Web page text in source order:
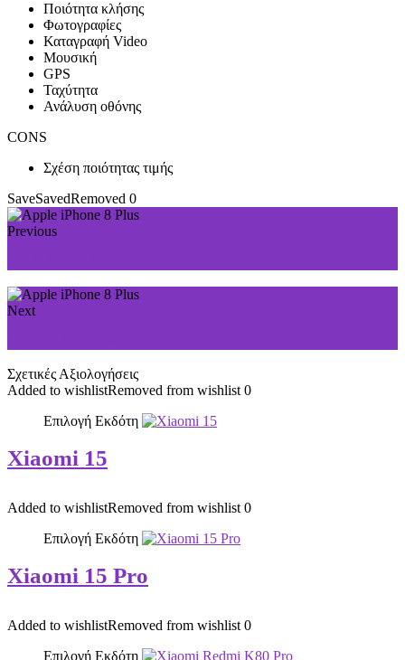
Ποιότητα κλήσης
Φωτογραφίες
Καταγραφή Video
Μουσική
GPS
Ταχύτητα
Ανάλυση οθόνης
CONS
Σχέση ποιότητας τιμής
SaveSavedRemoved 0
Previous
Next
Σχετικές Αξιολογήσεις
Added to wishlistRemoved from wishlist 0
Επιλογή Εκδότη
Xiaomi 15
Added to wishlistRemoved from wishlist 0
Επιλογή Εκδότη
Xiaomi 15 Pro
Added to wishlistRemoved from wishlist 0
Επιλογή Εκδότη